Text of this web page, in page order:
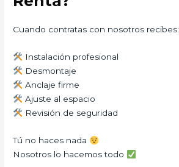
Cuando contratas con nosotros recibes:
Instalación profesional
Desmontaje
Anclaje firme
Ajuste al espacio
Revisión de seguridad
Tú no haces nada
Nosotros lo hacemos todo